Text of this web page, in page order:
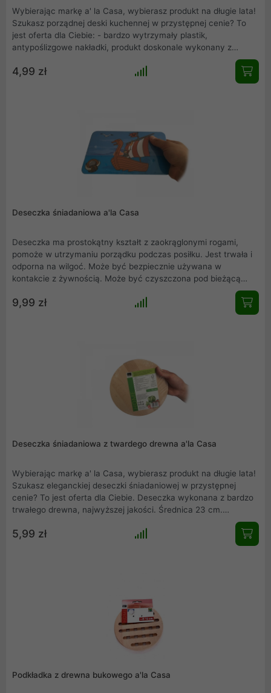
Wybierając markę a' la Casa, wybierasz produkt na długie lata!
Szukasz porządnej deski kuchennej w przystępnej cenie? To
jest oferta dla Ciebie: - bardzo wytrzymały plastik,
antypoślizgowe nakładki, produkt doskonale wykonany z
użyciem najlepszych materiałów. Deskę do krojenia niemieckiej
marki REWE z tworzywa sztucznego w odróżnieniu od desek
drewnianych łatwiej utrzymać w czystości. Można ją myć w
4,99 zł
Deseczka śniadaniowa a'la Casa
Deseczka ma prostokątny kształt z zaokrąglonymi rogami,
pomoże w utrzymaniu porządku podczas posiłku. Jest trwała i
odporna na wilgoć. Może być bezpiecznie używana w
kontakcie z żywnością. Może być czyszczona pod bieżącą
stylowa i ma ciekawe wzornictwo.
9,99 zł
Deseczka śniadaniowa z twardego drewna a'la Casa
Wybierając markę a' la Casa, wybierasz produkt na długie lata!
Szukasz eleganckiej deseczki śniadaniowej w przystępnej
cenie? To jest oferta dla Ciebie. Deseczka wykonana z bardzo
trwałego drewna, najwyższej jakości. Średnica 23 cm.
zamiennikiem talerza, na którym przygotujesz i podasz kanapki
5,99 zł
Podkładka z drewna bukowego a'la Casa